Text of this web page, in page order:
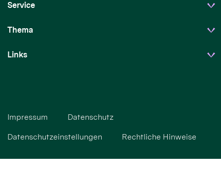
Service
Thema
Links
Impressum Datenschutz
Datenschutzeinstellungen Rechtliche Hinweise